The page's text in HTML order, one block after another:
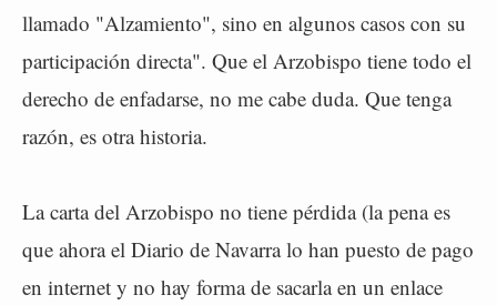
llamado "Alzamiento", sino en algunos casos con su
participación directa". Que el Arzobispo tiene todo el
derecho de enfadarse, no me cabe duda. Que tenga
razón, es otra historia.
La carta del Arzobispo no tiene pérdida (la pena es
que ahora el Diario de Navarra lo han puesto de pago
en internet y no hay forma de sacarla en un enlace